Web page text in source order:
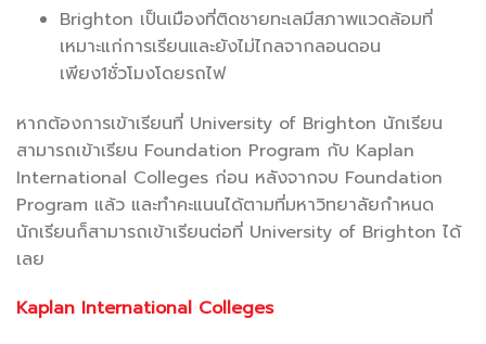
Brighton เป็นเมืองที่ติดชายทะเลมีสภาพแวดล้อมที่
เหมาะแก่การเรียนและยังไม่ไกลจากลอนดอน
เพียง1ชั่วโมงโดยรถไฟ
หากต้องการเข้าเรียนที่ University of Brighton นักเรียน
สามารถเข้าเรียน Foundation Program กับ Kaplan
International Colleges ก่อน หลังจากจบ Foundation
Program แล้ว และทำคะแนนได้ตามที่มหาวิทยาลัยกำหนด
นักเรียนก็สามารถเข้าเรียนต่อที่ University of Brighton ได้
เลย
Kaplan International Colleges